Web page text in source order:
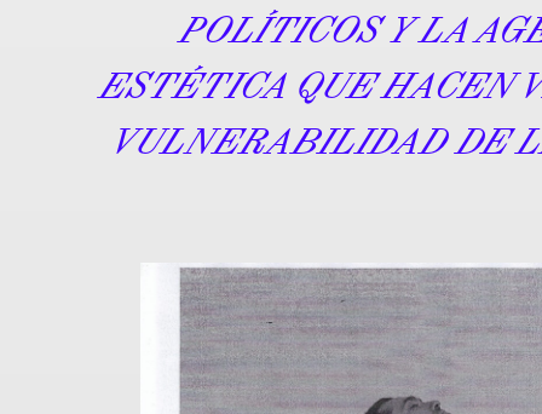
POLÍTICOS Y LA
ESTÉTICA QUE HACEN
VULNERABILIDAD DE